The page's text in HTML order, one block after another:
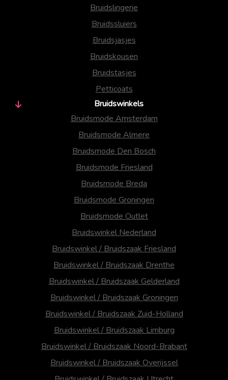
Bruidslingerie
Bruidssluiers
Bruidsjasjes
Bruidskousen
Bruidstasjes
Petticoats
Bruidswinkels
Bruidsmode Amsterdam
Bruidsmode Almere
Bruidsmode Den Bosch
Bruidsmode Friesland
Bruidsmode Breda
Bruidsmode Groningen
Bruidsmode Outlet
Bruidswinkel Nederland
Bruidswinkel / Bruidszaak Friesland
Bruidswinkel / Bruidszaak Drenthe
Bruidswinkel / Bruidszaak Gelderland
Bruidswinkel / Bruidszaak Groningen
Bruidswinkel / Bruidszaak Zuid-Holland
Bruidswinkel / Bruidszaak Limburg
Bruidswinkel / Bruidszaak Noord-Brabant
Bruidswinkel / Bruidszaak Overijssel